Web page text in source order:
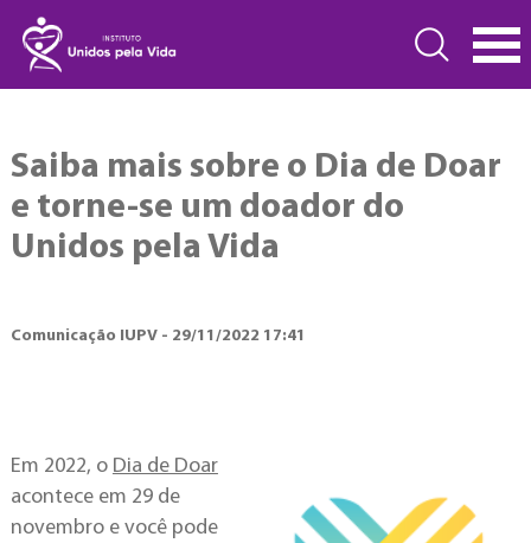
Saiba mais sobre o Dia de Doar
e torne-se um doador do
Unidos pela Vida
Comunicação IUPV - 29/11/2022 17:41
Em 2022, o Dia de Doar
acontece em 29 de
novembro e você pode